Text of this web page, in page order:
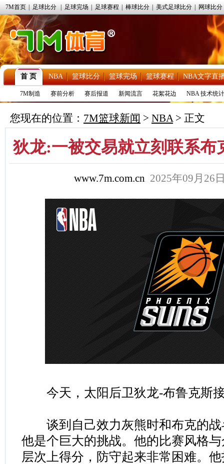
7M首页 足球比分 足球完场 足球赛程 棒球比分 美式足球比分 网球比分
首 页 NBA 篮球比分 篮球完场 篮球赛程 NBA文字直
7M制造 赛前分析 赛后报道 新闻流言 花絮花边 NBA 技术统计
您现在的位置： 7M篮球新闻 > NBA> 正文
狄龙:一被交易就立刻联系布
www.7m.com.cn 2025年09月26
今天，太阳后卫狄龙-布鲁克斯
谈到自己效力灰熊时和布克的战
他是个巨大的挑战。他的比赛风格
层次上得分，防守起来非常困难。